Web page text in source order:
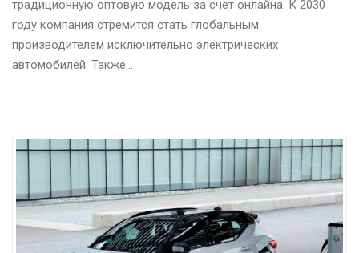
традиционную оптовую модель за счет онлайна. К 2030
году компания стремится стать глобальным
производителем исключительно электрических
автомобилей. Также…